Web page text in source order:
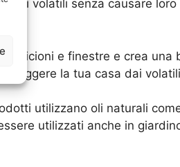
i volatili senza causare loro
e finestre e crea una
la tua casa dai
utilizzano oli naturali
utilizzati anche in